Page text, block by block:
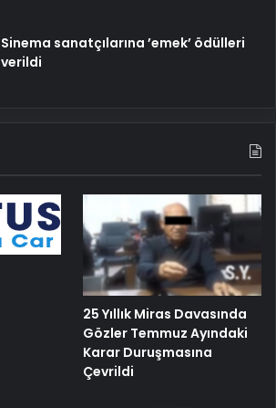
Sinema sanatçılarına ’emek’ ödülleri
verildi
25 Yıllık Miras Davasında
Gözler Temmuz Ayındaki
Karar Duruşmasına
Çevrildi